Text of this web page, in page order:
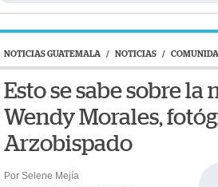
NOTICIAS GUATEMALA / NOTICIAS /
Esto se sabe sobre la
Wendy Morales,
Arzobispado
Por Selene Mejía